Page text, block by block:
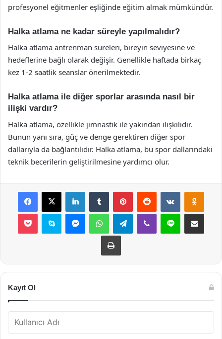
profesyonel eğitmenler eşliğinde eğitim almak mümkündür.
Halka atlama ne kadar süreyle yapılmalıdır?
Halka atlama antrenman süreleri, bireyin seviyesine ve
hedeflerine bağlı olarak değişir. Genellikle haftada birkaç
kez 1-2 saatlik seanslar önerilmektedir.
Halka atlama ile diğer sporlar arasında nasıl bir
ilişki vardır?
Halka atlama, özellikle jimnastik ile yakından ilişkilidir.
Bunun yanı sıra, güç ve denge gerektiren diğer spor
dallarıyla da bağlantılıdır. Halka atlama, bu spor dallarındaki
teknik becerilerin geliştirilmesine yardımcı olur.
Facebook
X LinkedInTumblr PinterestReddit VKontakte
Pocket Skype MessengerWhatsAppTelegramViber Line E-Posta ile
Yazdır
Kayıt Ol